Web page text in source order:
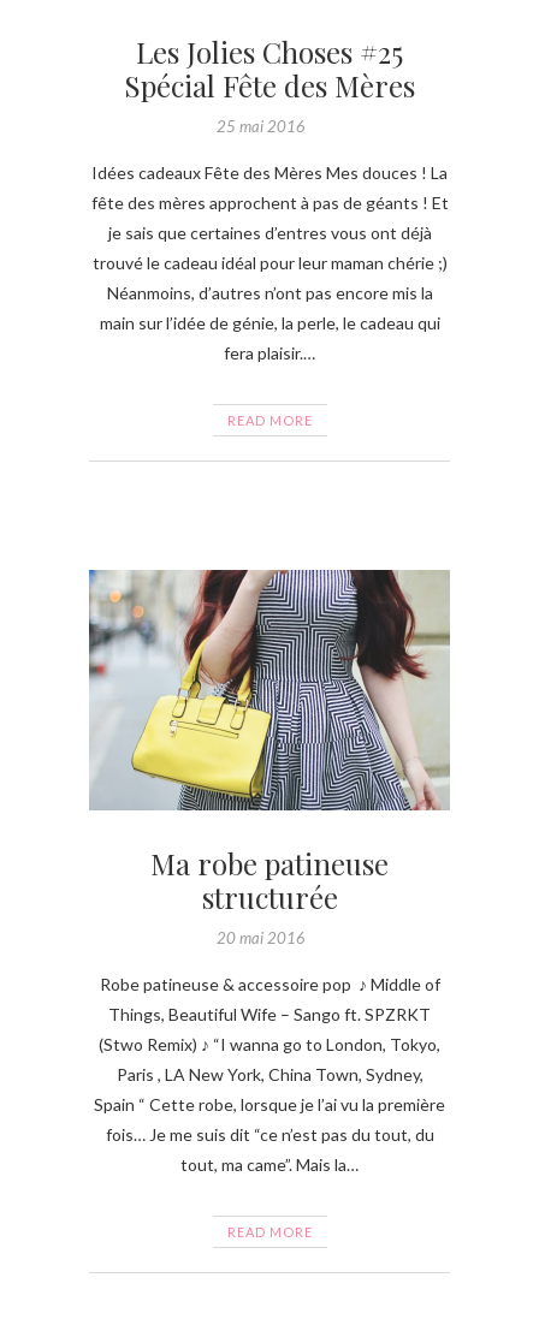
Les Jolies Choses #25
Spécial Fête des Mères
25 mai 2016
Idées cadeaux Fête des Mères Mes douces ! La
fête des mères approchent à pas de géants ! Et
je sais que certaines d’entres vous ont déjà
trouvé le cadeau idéal pour leur maman chérie ;)
Néanmoins, d’autres n’ont pas encore mis la
main sur l’idée de génie, la perle, le cadeau qui
fera plaisir.…
READ MORE
Ma robe patineuse
structurée
20 mai 2016
Robe patineuse & accessoire pop ♪ Middle of
Things, Beautiful Wife – Sango ft. SPZRKT
(Stwo Remix) ♪ “I wanna go to London, Tokyo,
Paris , LA New York, China Town, Sydney,
Spain “ Cette robe, lorsque je l’ai vu la première
fois… Je me suis dit “ce n’est pas du tout, du
tout, ma came”. Mais la…
READ MORE